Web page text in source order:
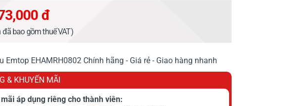
đ
đã bao gồm thuế VAT)
Emtop EHAMRH0802 Chính hãng - Giá rẻ - Giao hàng nhanh
& KHUYẾN MÃI
áp dụng riêng cho thành viên: